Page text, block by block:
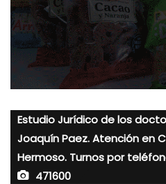
Estudio Jurídico de los
Joaquín Paez. Atención en
Hermoso. Turnos por
471600